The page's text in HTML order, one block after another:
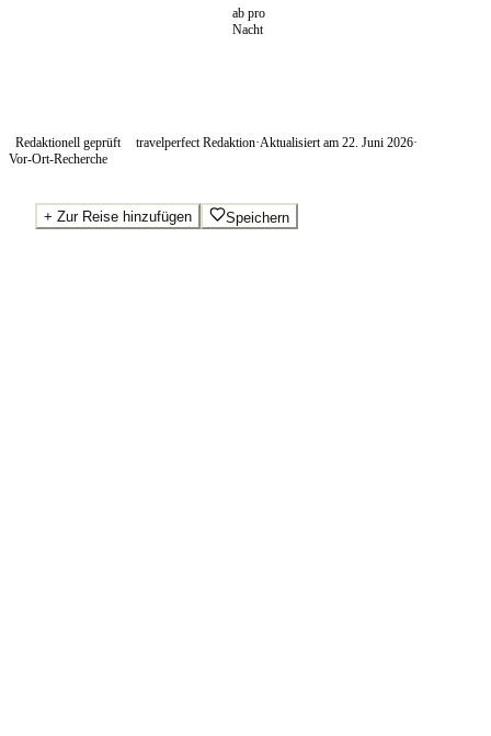
ab pro
Nacht
Redaktionell geprüft travelperfect Redaktion·Aktualisiert am 22. Juni 2026·
Vor-Ort-Recherche
+ Zur Reise hinzufügen Speichern